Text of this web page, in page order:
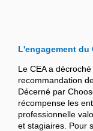
L'engagement du
Le CEA a
recommandation
Décerné par
récompense les
professionnelle
et stagiaires. Pour